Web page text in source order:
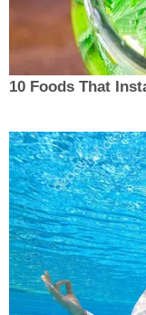
10 Foods That